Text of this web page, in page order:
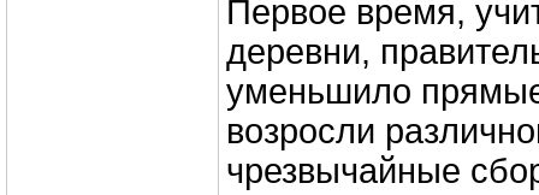
Первое время,
деревни,
уменьшило
возросли
чрезвычайные